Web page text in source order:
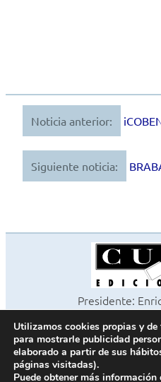
Navegación
de
entradas
Noticia anterior:
Siguiente noticia:
Presidente:
©2026 Revista
Todos los
Paseo de Gracia, 63. 1º 2ª.
Utilizamos cookies propias y
para mostrarle publicidad
elaborado a partir de sus
páginas visitadas).
Puede obtener más información